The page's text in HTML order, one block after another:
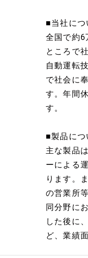
■当社につ
全国で約6
ところで
自動運転
で社会に
す。年間
す。
■製品につ
主な製品
ーによる
ります。
の営業所
同分野に
した後に
ど、業績